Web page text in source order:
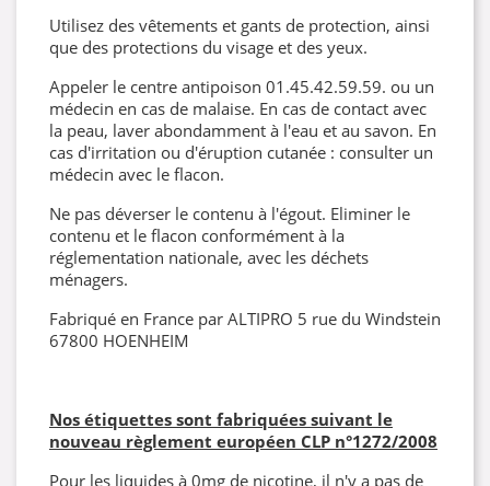
Utilisez des vêtements et gants de protection, ainsi
que des protections du visage et des yeux.
Appeler le centre antipoison 01.45.42.59.59. ou un
médecin en cas de malaise. En cas de contact avec
la peau, laver abondamment à l'eau et au savon. En
cas d'irritation ou d'éruption cutanée : consulter un
médecin avec le flacon.
Ne pas déverser le contenu à l'égout. Eliminer le
contenu et le flacon conformément à la
réglementation nationale, avec les déchets
ménagers.
Fabriqué en France par ALTIPRO 5 rue du Windstein
67800 HOENHEIM
Nos étiquettes sont fabriquées suivant le
nouveau règlement européen CLP n°1272/2008
Pour les liquides à 0mg de nicotine, il n'y a pas de